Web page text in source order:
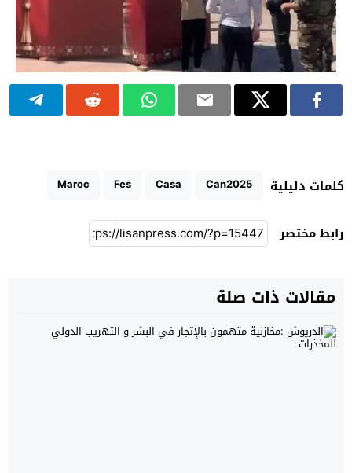
كلمات دليلية Can2025
Casa
Fes
Maroc
رابط مختصر
مقالات ذات صلة